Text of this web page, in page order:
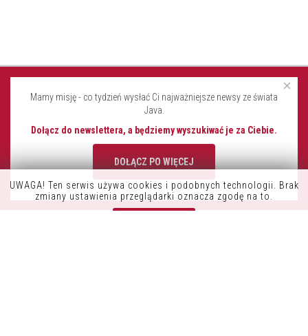
K9OFFICE
UWAGA! Ten serwis używa cookies i podobnych technologii. Brak
zmiany ustawienia przeglądarki oznacza zgodę na to.
×
Mamy misję - co tydzień wysłać Ci najważniejsze newsy ze świata
Java.
Dołącz do newslettera, a będziemy wyszukiwać je za Ciebie.
DOŁĄCZ PO WIĘCEJ